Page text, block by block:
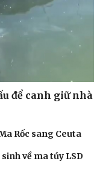
để canh giữ nhà
Rốc sang Ceuta
về ma túy LSD